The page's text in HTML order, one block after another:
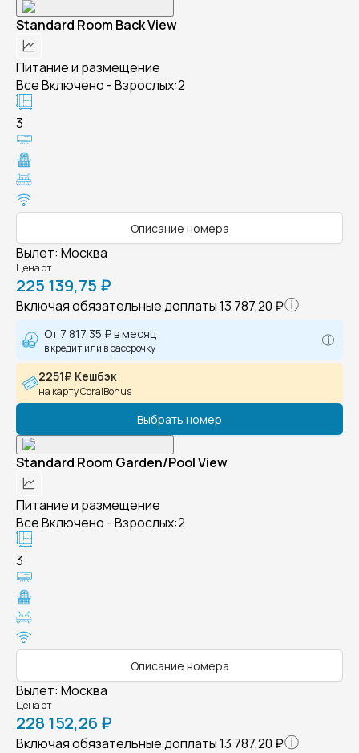
Standard Room Back View
Питание и размещение
Все Включено - Взрослых:2
3
Описание номера
Вылет: Москва
Цена от
225 139,75 ₽
Включая обязательные доплаты13 787,20 ₽
От 7 817,35 ₽в месяц
в кредит или в рассрочку
2251₽ Кешбэк
на карту CoralBonus
Выбрать номер
Standard Room Garden/Pool View
Питание и размещение
Все Включено - Взрослых:2
3
Описание номера
Вылет: Москва
Цена от
228 152,26 ₽
Включая обязательные доплаты13 787,20 ₽